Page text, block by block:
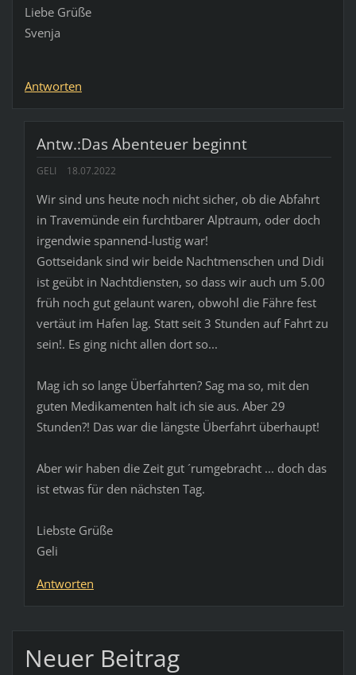
Liebe Grüße
Svenja
Antworten
Antw.:Das Abenteuer beginnt
GELI 18.07.2022
Wir sind uns heute noch nicht sicher, ob die Abfahrt
in Travemünde ein furchtbarer Alptraum, oder doch
irgendwie spannend-lustig war!
Gottseidank sind wir beide Nachtmenschen und Didi
ist geübt in Nachtdiensten, so dass wir auch um 5.00
früh noch gut gelaunt waren, obwohl die Fähre fest
vertäut im Hafen lag. Statt seit 3 Stunden auf Fahrt zu
sein!. Es ging nicht allen dort so...
Mag ich so lange Überfahrten? Sag ma so, mit den
guten Medikamenten halt ich sie aus. Aber 29
Stunden?! Das war die längste Überfahrt überhaupt!
Aber wir haben die Zeit gut ´rumgebracht ... doch das
ist etwas für den nächsten Tag.
Liebste Grüße
Geli
Antworten
Neuer Beitrag